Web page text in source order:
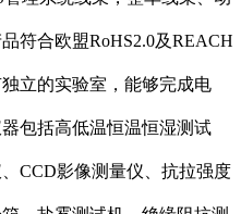
符合欧盟RoHS2.0及REACH
立的实验室，能够完成电
包括高低温恒温恒湿测试
CCD影像测量仪、抗拉强度